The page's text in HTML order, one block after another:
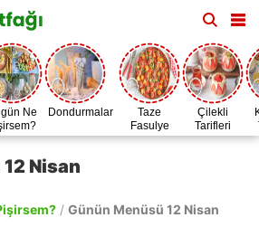
Ne
Dondurmalar
Taze
Fasulye
Zamanı
Çilekli
Tarifleri
Nisan
/ Günün Menüsü 12 Nisan